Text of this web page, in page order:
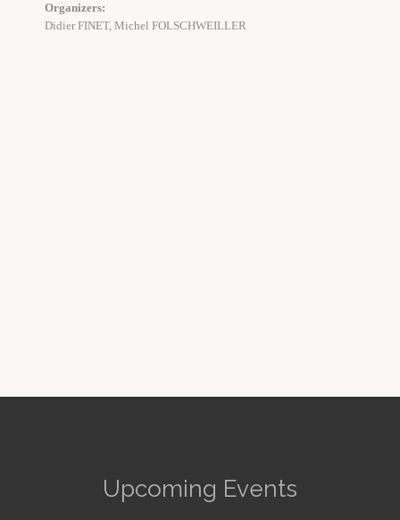
Organizers:
Didier FINET, Michel FOLSCHWEILLER
Upcoming Events